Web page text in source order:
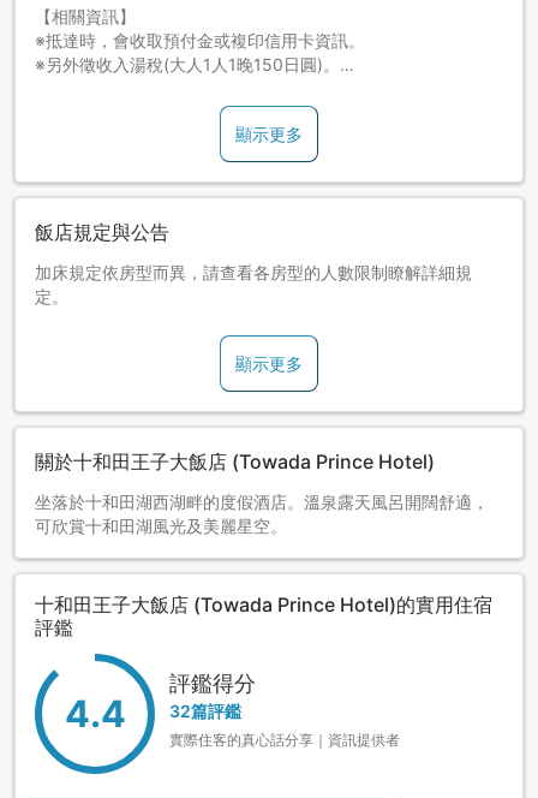
【相關資訊】
※抵達時，會收取預付金或複印信用卡資訊。
※另外徵收入湯稅(大人1人1晚150日圓)。
本設施謝絕暴力團及其團員等人士、身上有刺青或紋身的人士
入浴。一旦發現，本館會要求相關人士立即退場，敬請見諒。
顯示更多
飯店規定與公告
加床規定依房型而異，請查看各房型的人數限制瞭解詳細規
定。
顯示更多
關於十和田王子大飯店 (Towada Prince Hotel)
坐落於十和田湖西湖畔的度假酒店。溫泉露天風呂開闊舒適，
可欣賞十和田湖風光及美麗星空。
十和田王子大飯店 (Towada Prince Hotel)的實用住宿
評鑑
4.4
評鑑得分
32篇評鑑
實際住客的真心話分享｜資訊提供者